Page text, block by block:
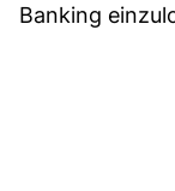
Banking